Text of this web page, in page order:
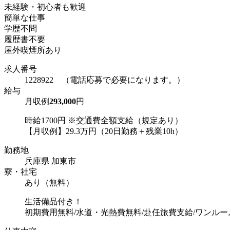
未経験・初心者も歓迎
簡単な仕事
学歴不問
履歴書不要
屋外喫煙所あり
求人番号
1228922 （電話応募で必要になります。）
給与
月収例293,000円
時給1700円 ※交通費全額支給（規定あり）
【月収例】29.3万円（20日勤務＋残業10h）
勤務地
兵庫県 加東市
寮・社宅
あり（無料）
生活備品付き！
初期費用無料/水道・光熱費無料/赴任旅費支給/ワンルー